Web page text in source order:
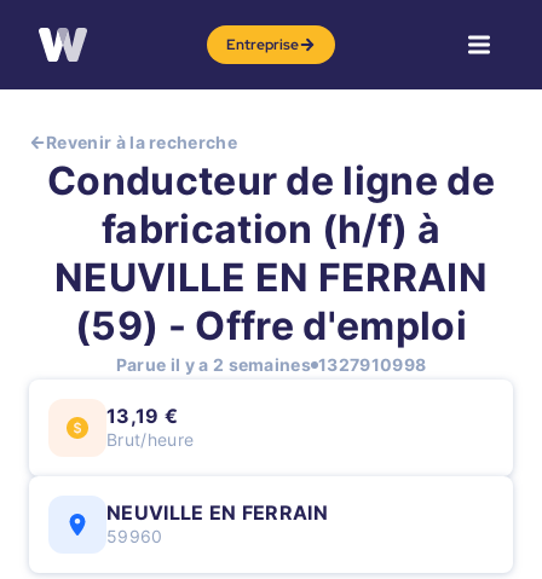
Entreprise
Revenir à la recherche
Conducteur de ligne de
fabrication (h/f) à
NEUVILLE EN FERRAIN
(59) - Offre d'emploi
Parue il y a 2 semaines 1327910998
13,19 €
Brut/heure
NEUVILLE EN FERRAIN
59960